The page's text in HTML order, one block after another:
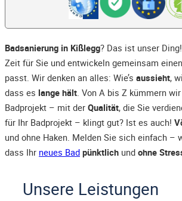
Badsanierung in Kißlegg? Das ist unser
Zeit für Sie und entwickeln gemeinsam einen
passt. Wir denken an alles: Wie’s aussieht,
dass es lange hält. Von A bis Z kümmern
Badprojekt – mit der Qualität, die Sie
für Ihr Badprojekt – klingt gut? Ist es auch!
und ohne Haken. Melden Sie sich einfach –
dass Ihr neues Bad pünktlich und ohne
Unsere Leistungen